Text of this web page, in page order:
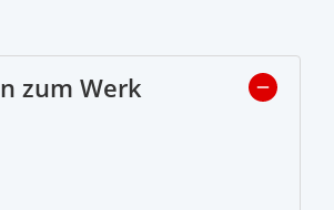
zum Werk